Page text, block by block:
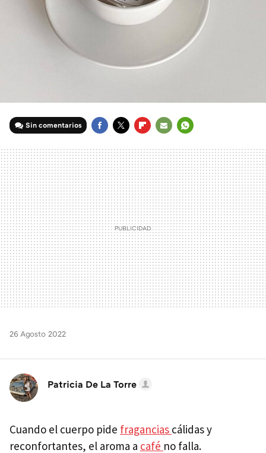
Sin comentarios
MAIL
26 Agosto 2022
Patricia De La Torre
Cuando el cuerpo pide fragancias cálidas y
reconfortantes, el aroma a café no falla.